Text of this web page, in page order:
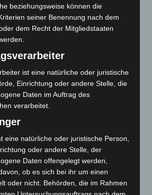
(93)
beziehungsweise können die
seiner Benennung nach dem
dem Recht der Mitgliedstaaten
ist eine natürliche oder juristische
Einrichtung oder andere Stelle, die
Daten im Auftrag des
verarbeitet.
eine natürliche oder juristische Person,
oder andere Stelle, der
Daten offengelegt werden,
ob es sich bei ihr um einen
oder nicht. Behörden, die im Rahmen